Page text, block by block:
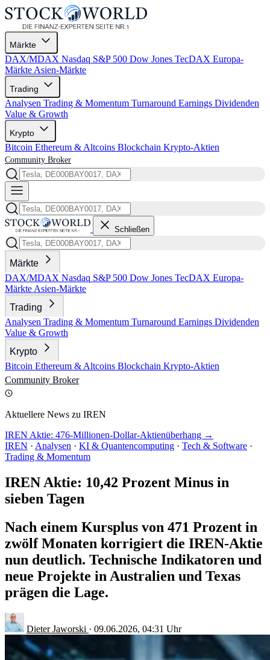
Märkte
DAX/MDAX Nasdaq S&P 500 Dow Jones TecDAX Europa-
Märkte Asien-Märkte
Trading
Analysen Trading & Momentum Turnaround Earnings Dividenden
Value & Growth
Krypto
Bitcoin Ethereum & Altcoins Blockchain Krypto-Aktien
Community Broker
Schließen
Märkte
DAX/MDAX Nasdaq S&P 500 Dow Jones TecDAX Europa-
Märkte Asien-Märkte
Trading
Analysen Trading & Momentum Turnaround Earnings Dividenden
Value & Growth
Krypto
Bitcoin Ethereum & Altcoins Blockchain Krypto-Aktien
Community Broker
Aktuellere News zu IREN
IREN Aktie: 476-Millionen-Dollar-Aktienüberhang →
IREN · Analysen · KI & Quantencomputing · Tech & Software ·
Trading & Momentum
IREN Aktie: 10,42 Prozent Minus in
sieben Tagen
Nach einem Kursplus von 471 Prozent in
zwölf Monaten korrigiert die IREN-Aktie
nun deutlich. Technische Indikatoren und
neue Projekte in Australien und Texas
prägen die Lage.
Dieter Jaworski · 09.06.2026, 04:31 Uhr